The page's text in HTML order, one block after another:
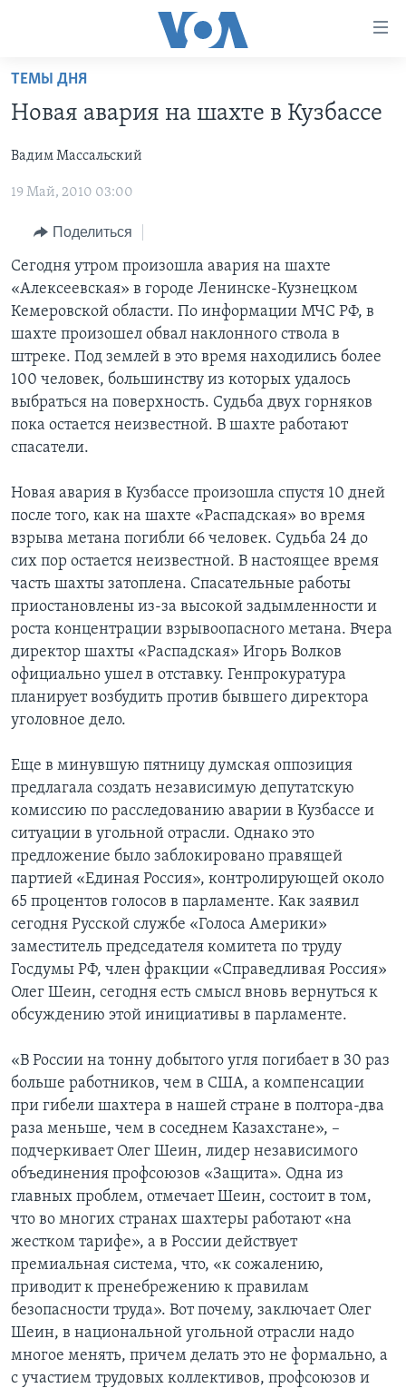
Перейти
основной
Перейти
навигации
поиск
АМЕРИКА
НОВОСТИ ЗА МИНУТУ
ИТОГИ
ПОЧЕМУ ЭТО ВАЖНО?
ДИСКУССИЯ VOA
НЬЮ-ЙОРК NEW YORK
АМЕРИКА. БОЛЬШОЕ ПУТЕШЕСТВИЕ
ПРОЕКТЫ
УЧИМ АНГЛИЙСКИЙ
НАША АМЕРИКАНСКАЯ ИСТОРИЯ
А КАК В АМЕРИКЕ?
АРТЕФАКТЫ
АМЕРИКАНСКИЕ ГОРОДКИ
ТЕСТЫ
ЭКСПЕРТИЗА
ИНТЕРВЬЮ
ФАКТЫ ПРОТИВ ФЕЙКОВ
ЗА СВОБОДУ ПРЕССЫ
УЧИМ АНГЛИЙСКИЙ
ВИДЕО
ПОДПИСКА НА НОВОСТИ
СОЦИАЛЬНЫЕ СЕТИ
Языки
ТЕМЫ ДНЯ
Новая авария на шахте в Кузбассе
Вадим Массальский
19 Май, 2010 03:00
Поделиться
Сегодня утром произошла авария на шахте
«Алексеевская» в городе Ленинске-Кузнецком
Кемеровской области. По информации МЧС РФ, в
шахте произошел обвал наклонного ствола в
штреке. Под землей в это время находились более
100 человек, большинству из которых удалось
выбраться на поверхность. Судьба двух горняков
пока остается неизвестной. В шахте работают
спасатели.
Новая авария в Кузбассе произошла спустя 10 дней
после того, как на шахте «Распадская» во время
взрыва метана погибли 66 человек. Судьба 24 до
сих пор остается неизвестной. В настоящее время
часть шахты затоплена. Спасательные работы
приостановлены из-за высокой задымленности и
роста концентрации взрывоопасного метана. Вчера
директор шахты «Распадская» Игорь Волков
официально ушел в отставку. Генпрокуратура
планирует возбудить против бывшего директора
уголовное дело.
Еще в минувшую пятницу думская оппозиция
предлагала создать независимую депутатскую
комиссию по расследованию аварии в Кузбассе и
ситуации в угольной отрасли. Однако это
предложение было заблокировано правящей
партией «Единая Россия», контролирующей около
65 процентов голосов в парламенте. Как заявил
сегодня Русской службе «Голоса Америки»
заместитель председателя комитета по труду
Госдумы РФ, член фракции «Справедливая Россия»
Олег Шеин, сегодня есть смысл вновь вернуться к
обсуждению этой инициативы в парламенте.
«В России на тонну добытого угля погибает в 30 раз
больше работников, чем в США, а компенсации
при гибели шахтера в нашей стране в полтора-два
раза меньше, чем в соседнем Казахстане», –
подчеркивает Олег Шеин, лидер независимого
объединения профсоюзов «Защита». Одна из
главных проблем, отмечает Шеин, состоит в том,
что во многих странах шахтеры работают «на
жестком тарифе», а в России действует
премиальная система, что, «к сожалению,
приводит к пренебрежению к правилам
безопасности труда». Вот почему, заключает Олег
Шеин, в национальной угольной отрасли надо
многое менять, причем делать это не формально, а
с участием трудовых коллективов, профсоюзов и